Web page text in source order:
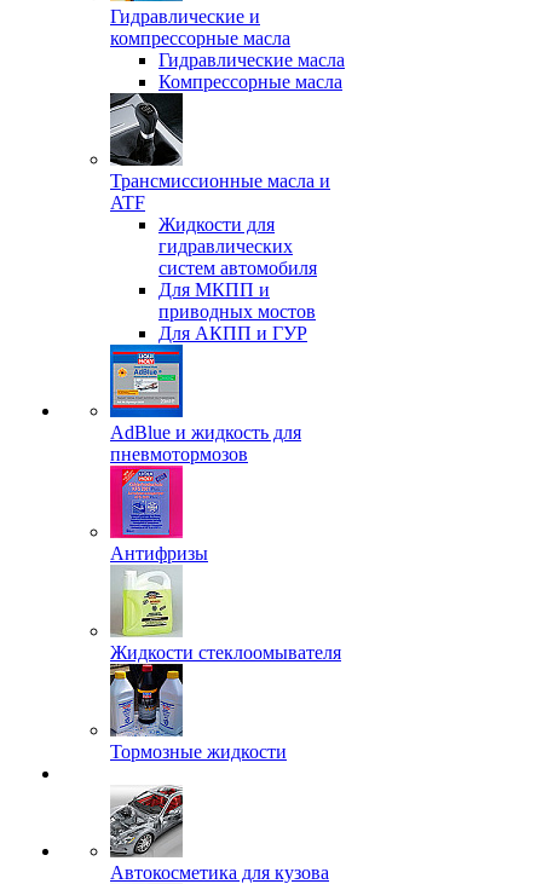
Гидравлические и
компрессорные масла
Гидравлические масла
Компрессорные масла
Трансмиссионные масла и
ATF
Жидкости для
гидравлических
систем автомобиля
Для МКПП и
приводных мостов
Для АКПП и ГУР
AdBlue и жидкость для
пневмотормозов
Антифризы
Жидкости стеклоомывателя
Тормозные жидкости
Автокосметика для кузова